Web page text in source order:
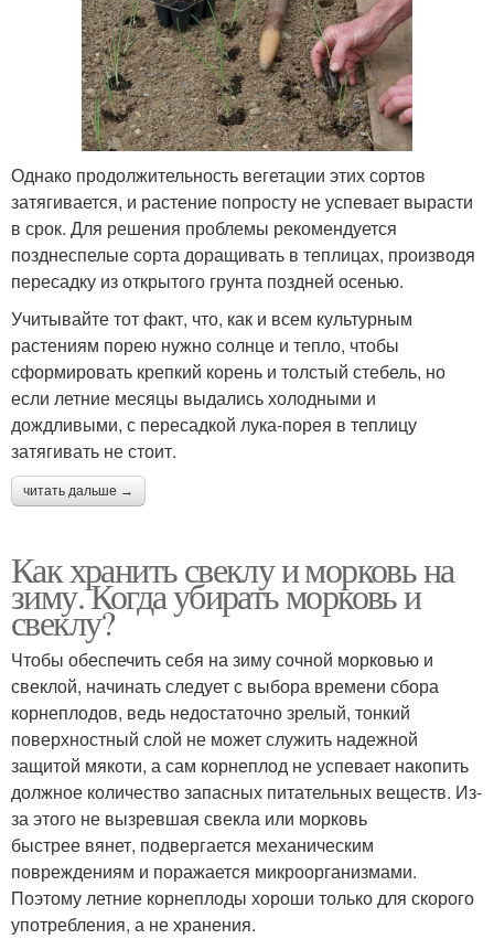
Однако продолжительность вегетации этих сортов
затягивается, и растение попросту не успевает вырасти
в срок. Для решения проблемы рекомендуется
позднеспелые сорта доращивать в теплицах, производя
пересадку из открытого грунта поздней осенью.
Учитывайте тот факт, что, как и всем культурным
растениям порею нужно солнце и тепло, чтобы
сформировать крепкий корень и толстый стебель, но
если летние месяцы выдались холодными и
дождливыми, с пересадкой лука-порея в теплицу
затягивать не стоит.
читать дальше →
Как хранить свеклу и морковь на
зиму. Когда убирать морковь и
свеклу?
Чтобы обеспечить себя на зиму сочной морковью и
свеклой, начинать следует с выбора времени сбора
корнеплодов, ведь недостаточно зрелый, тонкий
поверхностный слой не может служить надежной
защитой мякоти, а сам корнеплод не успевает накопить
должное количество запасных питательных веществ. Из-
за этого не вызревшая свекла или морковь
быстрее вянет, подвергается механическим
повреждениям и поражается микроорганизмами.
Поэтому летние корнеплоды хороши только для скорого
употребления, а не хранения.